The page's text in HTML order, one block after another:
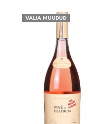
VÄLJA MÜÜDUD